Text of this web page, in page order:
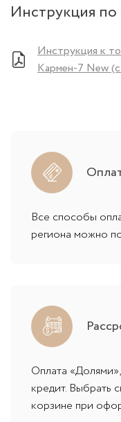
Инструкция по
Инструкция к
Кармен-7 New
Все способы
региона можно
Оплата
кредит. Выбрать
корзине при